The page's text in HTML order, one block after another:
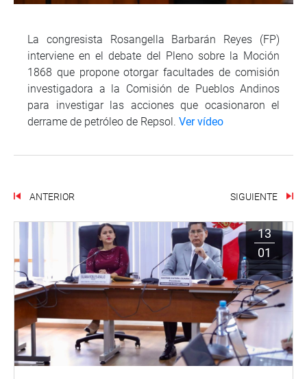
La congresista Rosangella Barbarán Reyes (FP)
interviene en el debate del Pleno sobre la Moción
1868 que propone otorgar facultades de comisión
investigadora a la Comisión de Pueblos Andinos
para investigar las acciones que ocasionaron el
derrame de petróleo de Repsol. Ver vídeo
ANTERIOR SIGUIENTE
13
01